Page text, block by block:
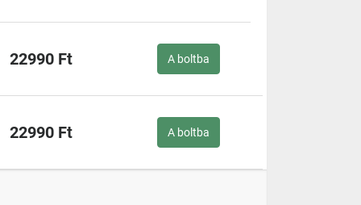
22990 Ft A boltba
22990 Ft A boltba